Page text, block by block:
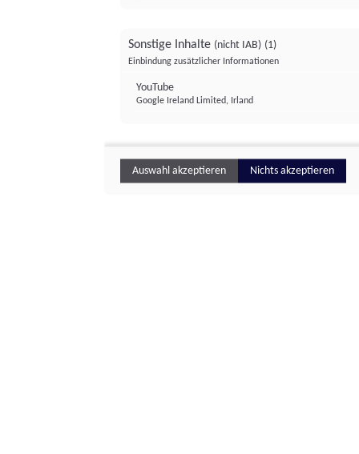
Sonstige Inhalte (nicht IAB) (1)
Einbindung zusätzlicher Informationen
YouTube
Google Ireland Limited, Irland
Auswahl akzeptieren Nichts akzeptieren